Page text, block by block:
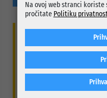
Brže do
Cilj ove podstranice je
pregledne i razumljive
ostvarili svoja prava i
Na ovoj web stranci koriste
pročitate Politiku